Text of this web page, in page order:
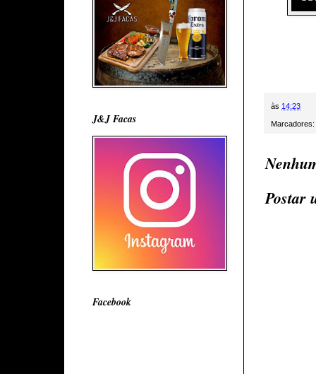
às 14:23
Marcadores:
Postar
J&J Facas
Facebook